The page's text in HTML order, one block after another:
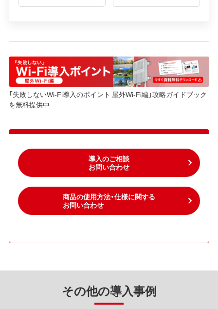
「失敗しないWi-Fi導入のポイント 屋外Wi-Fi編」攻略ガイドブック
を無料提供中
導入のご相談
お問い合わせ
商品の使用方法・仕様に関する
お問い合わせ
その他の導入事例